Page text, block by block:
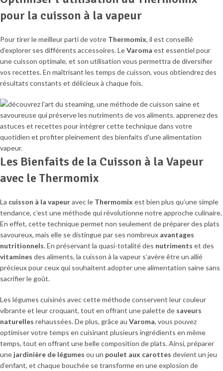
pour la cuisson à la vapeur
Pour tirer le meilleur parti de votre Thermomix, il est conseillé
d’explorer ses différents accessoires. LeVaroma est essentiel pour
une cuisson optimale, et son utilisation vous permettra de diversifier
vos recettes. En maîtrisant les temps de cuisson, vous obtiendrez des
résultats constants et délicieux à chaque fois.
Les Bienfaits de la Cuisson à la Vapeur
avec le Thermomix
La cuisson à la vapeuravec le Thermomix est bien plus qu’une simple
tendance, c’est une méthode qui révolutionne notre approche culinaire.
En effet, cette technique permet non seulement de préparer des plats
savoureux, mais elle se distingue par ses nombreux avantages
nutritionnels. En préservant la quasi-totalité des nutriments et des
vitamines des aliments, la cuisson à la vapeur s’avère être un allié
précieux pour ceux qui souhaitent adopter une alimentation saine sans
sacrifier le goût.
Les légumes cuisinés avec cette méthode conservent leur couleur
vibrante et leur croquant, tout en offrant une palette de saveurs
naturelles rehaussées. De plus, grâce au Varoma, vous pouvez
optimiser votre temps en cuisinant plusieurs ingrédients en même
temps, tout en offrant une belle composition de plats. Ainsi, préparer
une jardinière de légumes ou un poulet aux carottes devient un jeu
d’enfant, et chaque bouchée se transforme en une explosion de